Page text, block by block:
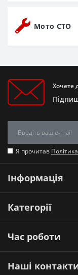
Мото СТО
Хочете
Я прочитав
Інформація
Категорії
Час роботи
Наші